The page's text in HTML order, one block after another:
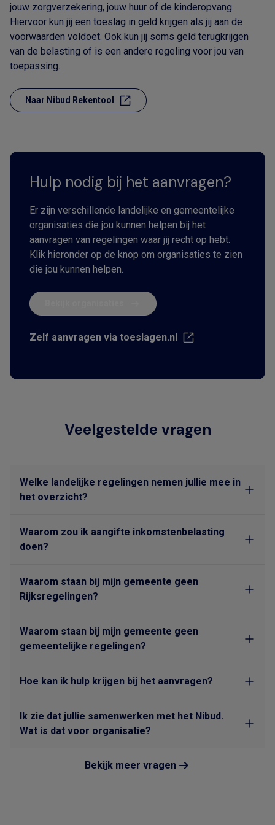
jouw zorgverzekering, jouw huur of de kinderopvang.
Hiervoor kun jij een toeslag in geld krijgen als jij aan de
voorwaarden voldoet. Ook kun jij soms geld terugkrijgen
van de belasting of is een andere regeling voor jou van
toepassing.
Naar Nibud Rekentool
Hulp nodig bij het aanvragen?
Er zijn verschillende landelijke en gemeentelijke
organisaties die jou kunnen helpen bij het
aanvragen van regelingen waar jij recht op hebt.
Klik hieronder op de knop om organisaties te zien
die jou kunnen helpen.
Zelf aanvragen via toeslagen.nl
Veelgestelde vragen
Welke landelijke regelingen nemen jullie mee in
het overzicht?
Waarom zou ik aangifte inkomstenbelasting
doen?
Waarom staan bij mijn gemeente geen
Rijksregelingen?
Waarom staan bij mijn gemeente geen
gemeentelijke regelingen?
Hoe kan ik hulp krijgen bij het aanvragen?
Ik zie dat jullie samenwerken met het Nibud.
Wat is dat voor organisatie?
Bekijk meer vragen